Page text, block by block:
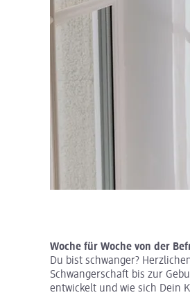
Woche für Woche von der
Du bist schwanger?
Schwangerschaft bis zur
entwickelt und wie sich Dein